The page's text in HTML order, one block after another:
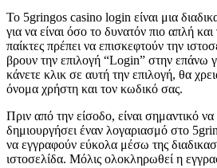
Το 5gringos casino login είναι μια
για να είναι όσο το δυνατόν πιο απλή
παίκτες πρέπει να επισκεφτούν την
βρουν την επιλογή “Login” στην επάνω
κάνετε κλικ σε αυτή την επιλογή, θα
όνομα χρήστη και τον κωδικό σας.
Πριν από την είσοδο, είναι σημαντικό να
δημιουργήσει έναν λογαριασμό στο
να εγγραφούν εύκολα μέσω της
ιστοσελίδα. Μόλις ολοκληρωθεί η